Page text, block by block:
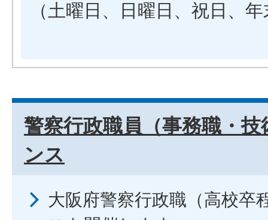
（土曜日、日曜日、祝日、
警察行政職員（事務職・
ンス
大阪府警察行政職（高校卒